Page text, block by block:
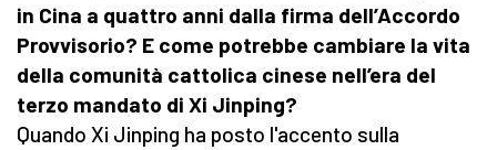
in Cina a quattro anni dalla firma dell’Accordo
Provvisorio? E come potrebbe cambiare la vita
della comunità cattolica cinese nell’era del
terzo mandato di Xi Jinping?
Quando Xi Jinping ha posto l'accento sulla